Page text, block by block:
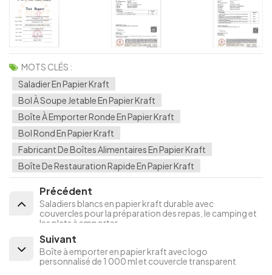
MOTS CLÉS :
Saladier En Papier Kraft
Bol À Soupe Jetable En Papier Kraft
Boîte À Emporter Ronde En Papier Kraft
Bol Rond En Papier Kraft
Fabricant De Boîtes Alimentaires En Papier Kraft
Boîte De Restauration Rapide En Papier Kraft
Précédent
Saladiers blancs en papier kraft durable avec
couvercles pour la préparation des repas, le camping et
les plats à emporter
Suivant
Boîte à emporter en papier kraft avec logo
personnalisé de 1 000 ml et couvercle transparent